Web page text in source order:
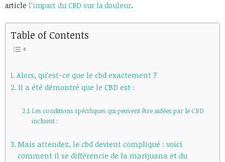
article l’impact du CBD sur la douleur.
Table of Contents
Alors, qu’est-ce que le cbd exactement ?
Il a été démontré que le CBD est :
Les conditions spécifiques qui peuvent être aidées par le CBD
incluent :
Mais attendez, le cbd devient compliqué : voici
comment il se différencie de la marijuana et du